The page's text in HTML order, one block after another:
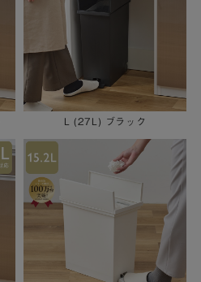
L (27L) ブラック